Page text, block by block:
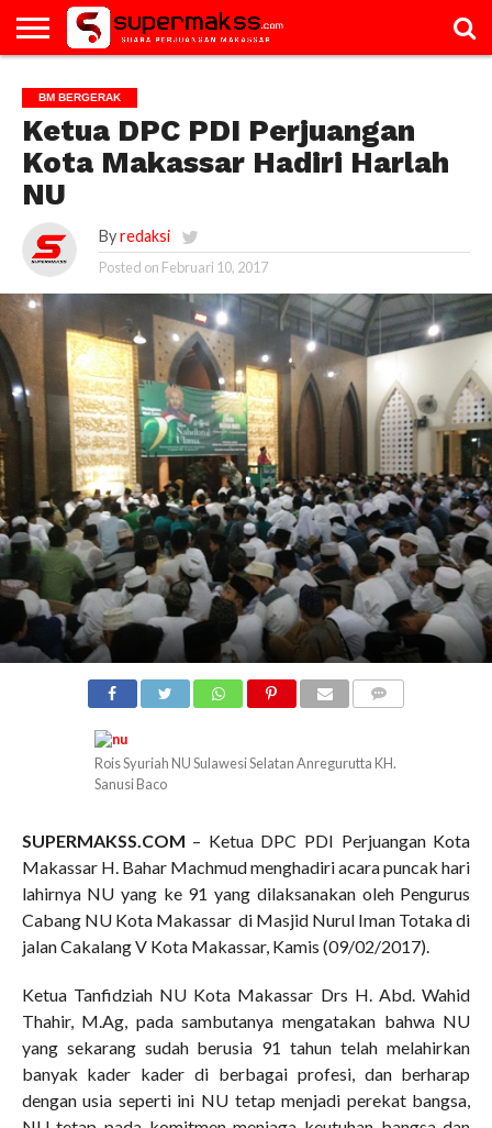
GALERI
ARTIKEL
BM
BERGERAK
PAC
PROFILE
VIDEO
BM BERGERAK
Ketua DPC PDI Perjuangan
Kota Makassar Hadiri Harlah
NU
By redaksi
Posted on Februari 10, 2017
Rois Syuriah NU Sulawesi Selatan Anregurutta KH.
Sanusi Baco
SUPERMAKSS.COM – Ketua DPC PDI Perjuangan Kota
Makassar H. Bahar Machmud menghadiri acara puncak hari
lahirnya NU yang ke 91 yang dilaksanakan oleh Pengurus
Cabang NU Kota Makassar di Masjid Nurul Iman Totaka di
jalan Cakalang V Kota Makassar, Kamis (09/02/2017).
Ketua Tanfidziah NU Kota Makassar Drs H. Abd. Wahid
Thahir, M.Ag, pada sambutanya mengatakan bahwa NU
yang sekarang sudah berusia 91 tahun telah melahirkan
banyak kader kader di berbagai profesi, dan berharap
dengan usia seperti ini NU tetap menjadi perekat bangsa,